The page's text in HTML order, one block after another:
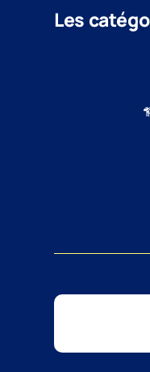
Les